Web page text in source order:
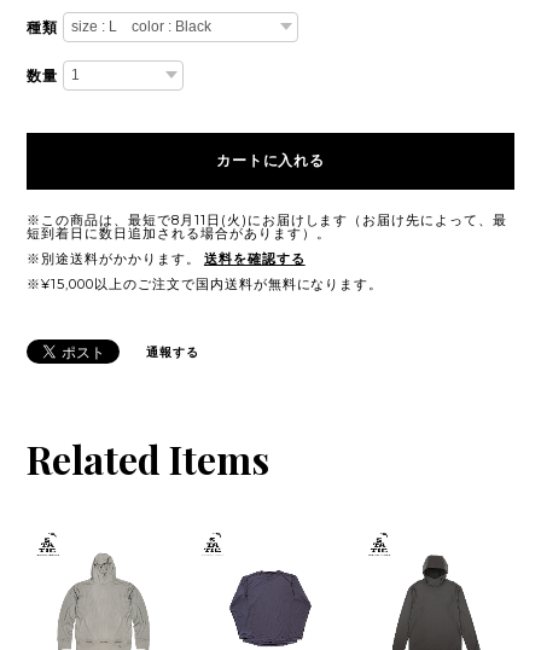
種類
数量
カートに入れる
※この商品は、最短で8月11日(火)にお届けします（お届け先によって、最
短到着日に数日追加される場合があります）。
※別途送料がかかります。
送料を確認する
※¥15,000以上のご注文で国内送料が無料になります。
通報する
Related Items